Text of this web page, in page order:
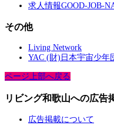
求人情報GOOD-JOB-
その他
Living Network
YAC (財)日本宇宙少年
ページ上部へ戻る
リビング和歌山への広告
広告掲載について